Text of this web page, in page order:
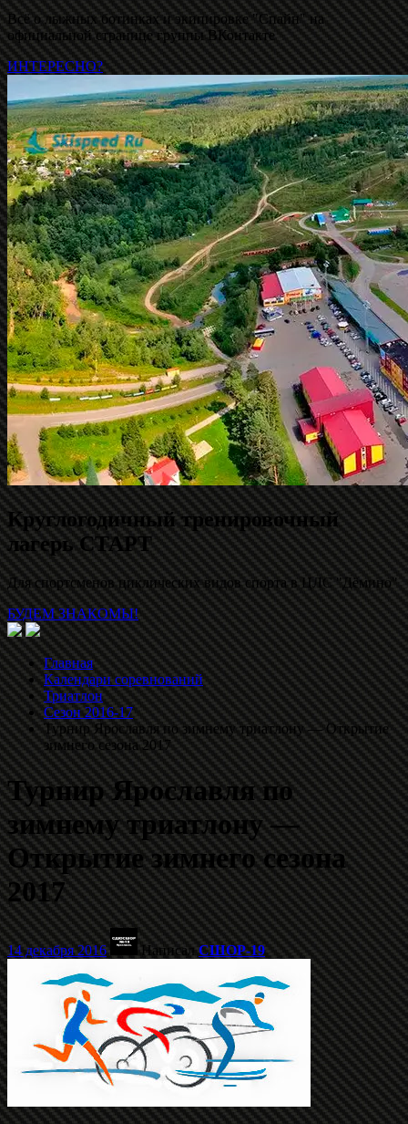
Всё о лыжных ботинках и экипировке "Спайн" на
официальной странице группы ВКонтакте
ИНТЕРЕСНО?
Круглогодичный тренировочный
лагерь СТАРТ
Для спортсменов циклических видов спорта в ЦЛС "Дёмино"
БУДЕМ ЗНАКОМЫ!
Главная
Календари соревнований
Триатлон
Сезон 2016-17
Турнир Ярославля по зимнему триатлону — Открытие
зимнего сезона 2017
Турнир Ярославля по
зимнему триатлону —
Открытие зимнего сезона
2017
14 декабря 2016 НаписалСШОР-19